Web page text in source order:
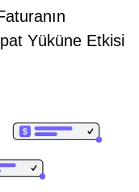
Yüküne Etkisi